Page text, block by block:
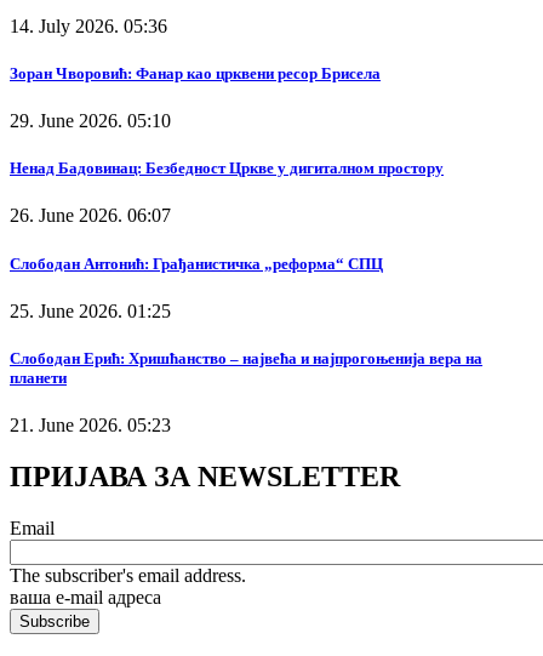
14. July 2026. 05:36
Зоран Чворовић: Фанар као црквени ресор Брисела
29. June 2026. 05:10
Ненад Бадовинац: Безбедност Цркве у дигиталном простору
26. June 2026. 06:07
Слободан Антонић: Грађанистичка „реформа“ СПЦ
25. June 2026. 01:25
Слободан Ерић: Хришћанство – највећа и најпрогоњенија вера на
планети
21. June 2026. 05:23
ПРИЈАВА ЗА NEWSLETTER
Email
The subscriber's email address.
ваша е-mail адреса